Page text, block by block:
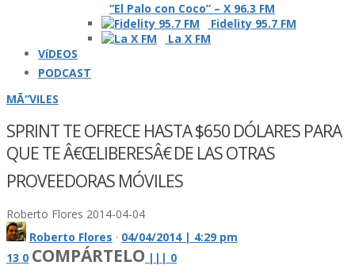
“El Palo con Coco” – X 96.3 FM
Fidelity 95.7 FM
La X FM
VíDEOS
PODCAST
MÃ“VILES
SPRINT TE OFRECE HASTA $650 DÓLARES PARA
QUE TE Â€ŒLIBERESÂ€ DE LAS OTRAS
PROVEEDORAS MÓVILES
Roberto Flores 2014-04-04
Roberto Flores · 04/04/2014 | 4:29 pm
13 0 COMPÁRTELO | | | 0